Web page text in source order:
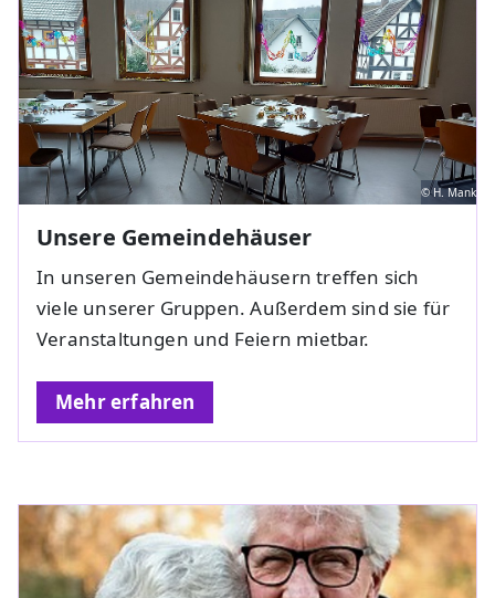
© H. Mank
Unsere Gemeindehäuser
In unseren Gemeindehäusern treffen sich
viele unserer Gruppen. Außerdem sind sie für
Veranstaltungen und Feiern mietbar.
Mehr erfahren